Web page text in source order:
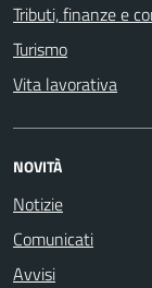
Tributi, finanze e
Turismo
Vita lavorativa
NOVITÀ
Notizie
Comunicati
Avvisi